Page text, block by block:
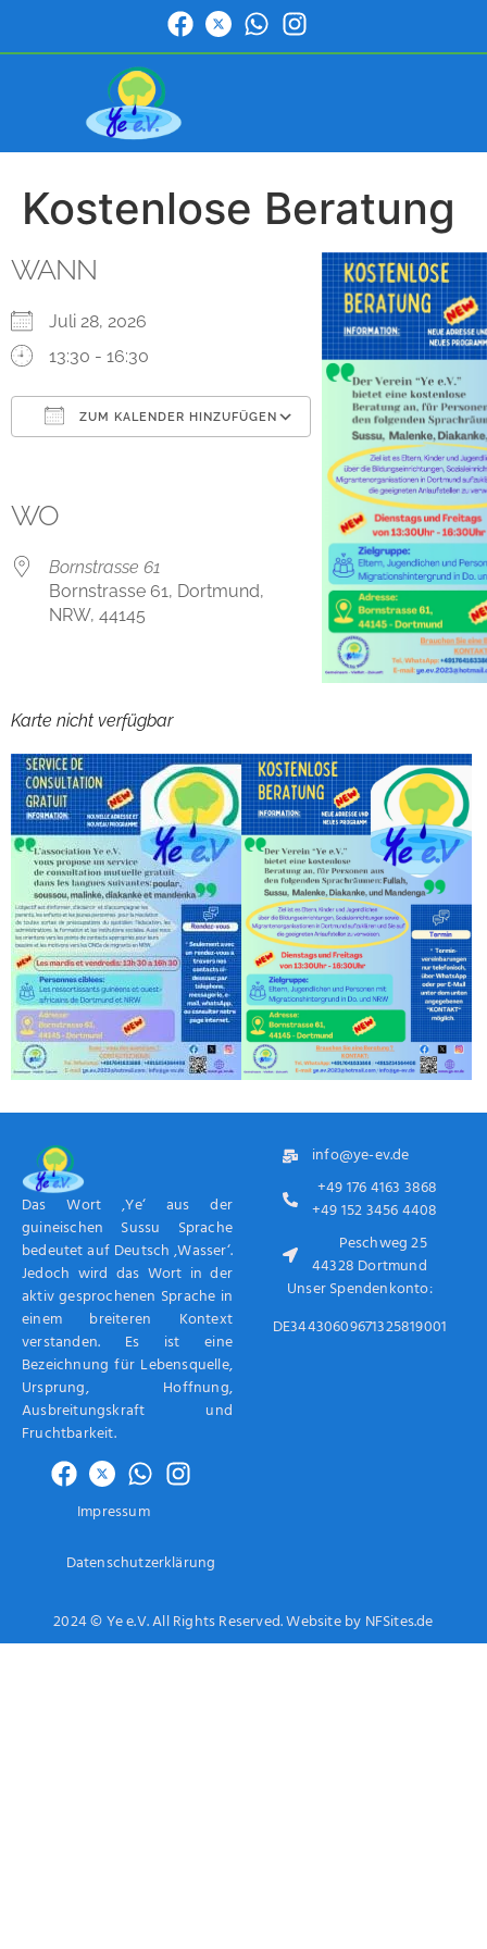
Kostenlose Beratung
WANN
Juli 28, 2026
13:30 - 16:30
ZUM KALENDER HINZUFÜGEN
Outlook Live
WO
Bornstrasse 61
Bornstrasse 61, Dortmund,
NRW, 44145
Karte nicht verfügbar
Das Wort ‚Ye‘ aus der
guineischen Sussu Sprache
bedeutet auf Deutsch ‚Wasser‘.
Jedoch wird das Wort in der
aktiv gesprochenen Sprache in
einem breiteren Kontext
verstanden. Es ist eine
Bezeichnung für Lebensquelle,
Ursprung, Hoffnung,
Ausbreitungskraft und
Fruchtbarkeit.
Impressum
Datenschutzerklärung
info@ye-ev.de
+49 176 4163 3868
+49 152 3456 4408
Peschweg 25
44328 Dortmund
Unser Spendenkonto:
DE34430609671325819001
2024 © Ye e.V. All Rights Reserved. Website by NFSites.de